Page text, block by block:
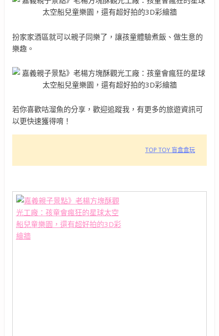
扮家家酒區就可以親子同樂了，讓孩童體驗煮飯、做生意的
樂趣。
若你喜歡咕溜魚的分享，歡迎追蹤我，有更多的旅遊資訊可
以更快速獲得唷！
TOP TOY 盲盒盒玩